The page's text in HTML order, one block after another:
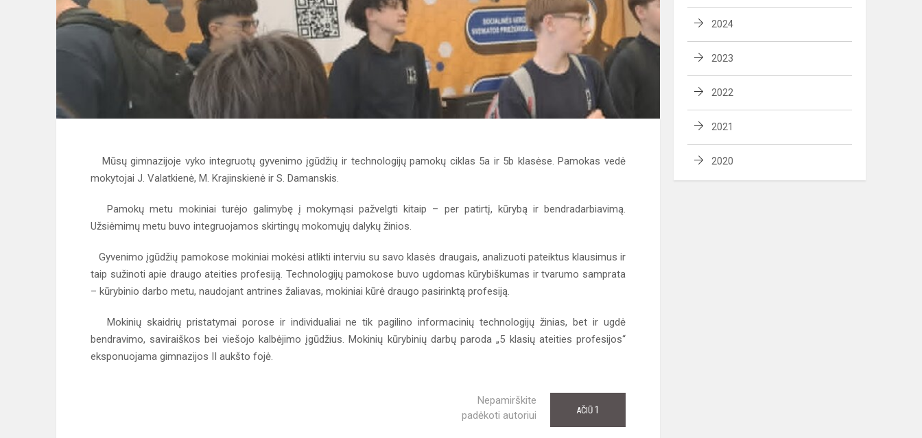
Mūsų gimnazijoje vyko integruotų gyvenimo įgūdžių ir technologijų pamokų ciklas 5a ir 5b klasėse. Pamokas vedė
mokytojai J. Valatkienė, M. Krajinskienė ir S. Damanskis.
Pamokų metu mokiniai turėjo galimybę į mokymąsi pažvelgti kitaip – per patirtį, kūrybą ir bendradarbiavimą.
Užsiėmimų metu buvo integruojamos skirtingų mokomųjų dalykų žinios.
Gyvenimo įgūdžių pamokose mokiniai mokėsi atlikti interviu su savo klasės draugais, analizuoti pateiktus klausimus ir
taip sužinoti apie draugo ateities profesiją. Technologijų pamokose buvo ugdomas kūrybiškumas ir tvarumo samprata
– kūrybinio darbo metu, naudojant antrines žaliavas, mokiniai kūrė draugo pasirinktą profesiją.
Mokinių skaidrių pristatymai porose ir individualiai ne tik pagilino informacinių technologijų žinias, bet ir ugdė
bendravimo, saviraiškos bei viešojo kalbėjimo įgūdžius. Mokinių kūrybinių darbų paroda „5 klasių ateities profesijos“
eksponuojama gimnazijos II aukšto fojė.
Nepamirškite
padėkoti autoriui
AČIŪ 1
2024
2023
2022
2021
2020